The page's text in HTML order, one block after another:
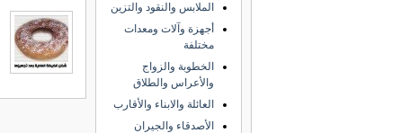
الملابس والنقود والتزين
أجهزة وآلات ومعدات
مختلفة
الخطوبة والزواج
والأعراس والطلاق
العائلة والابناء والأقارب
الأصدقاء والجيران